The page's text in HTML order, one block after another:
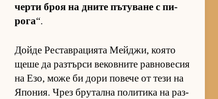
черти броя на дните пъ­ту­ване с пи­
рога“.
Дойде Рес­тав­ра­ци­ята Мей­джи, ко­ято
щеше да раз­търси ве­ков­ните рав­но­ве­сия
на Езо, може би дори по­вече от тези на
Япо­ния. Чрез бру­тална по­ли­тика на раз­